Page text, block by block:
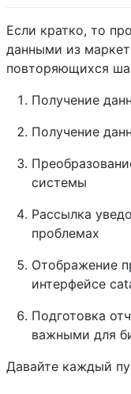
Если кратко, то
данными из
повторяющихся
Получение
Получение
системы
Рассылка
проблемах
Отображение
интерфейсе
Подготовка
важными для
Давайте каждый